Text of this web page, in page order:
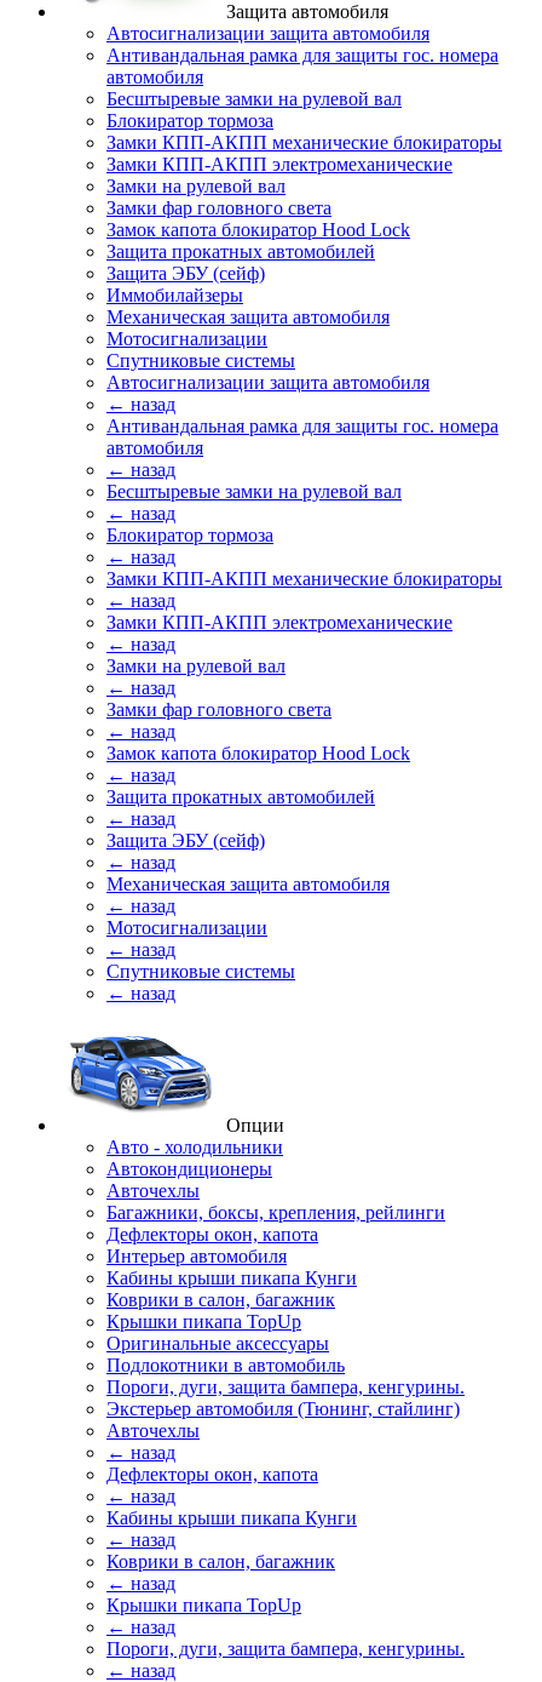
Защита автомобиля
Автосигнализации защита автомобиля
Антивандальная рамка для защиты гос. номера
автомобиля
Бесштыревые замки на рулевой вал
Блокиратор тормоза
Замки КПП-АКПП механические блокираторы
Замки КПП-АКПП электромеханические
Замки на рулевой вал
Замки фар головного света
Замок капота блокиратор Hood Lock
Защита прокатных автомобилей
Защита ЭБУ (сейф)
Иммобилайзеры
Механическая защита автомобиля
Мотосигнализации
Спутниковые системы
Автосигнализации защита автомобиля
← назад
Антивандальная рамка для защиты гос. номера
автомобиля
← назад
Бесштыревые замки на рулевой вал
← назад
Блокиратор тормоза
← назад
Замки КПП-АКПП механические блокираторы
← назад
Замки КПП-АКПП электромеханические
← назад
Замки на рулевой вал
← назад
Замки фар головного света
← назад
Замок капота блокиратор Hood Lock
← назад
Защита прокатных автомобилей
← назад
Защита ЭБУ (сейф)
← назад
Механическая защита автомобиля
← назад
Мотосигнализации
← назад
Спутниковые системы
← назад
Опции
Авто - холодильники
Автокондиционеры
Авточехлы
Багажники, боксы, крепления, рейлинги
Дефлекторы окон, капота
Интерьер автомобиля
Кабины крыши пикапа Кунги
Коврики в салон, багажник
Крышки пикапа TopUp
Оригинальные аксессуары
Подлокотники в автомобиль
Пороги, дуги, защита бампера, кенгурины.
Экстерьер автомобиля (Тюнинг, стайлинг)
Авточехлы
← назад
Дефлекторы окон, капота
← назад
Кабины крыши пикапа Кунги
← назад
Коврики в салон, багажник
← назад
Крышки пикапа TopUp
← назад
Пороги, дуги, защита бампера, кенгурины.
← назад